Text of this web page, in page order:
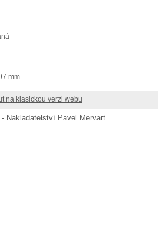
mm
na klasickou verzi webu
Nakladatelství Pavel Mervart